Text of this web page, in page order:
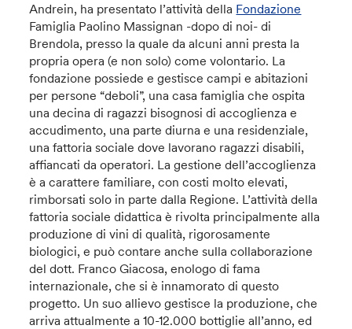
Andrein, ha presentato l’attività della Fondazione
Famiglia Paolino Massignan -dopo di noi- di
Brendola, presso la quale da alcuni anni presta la
propria opera (e non solo) come volontario. La
fondazione possiede e gestisce campi e abitazioni
per persone “deboli”, una casa famiglia che ospita
una decina di ragazzi bisognosi di accoglienza e
accudimento, una parte diurna e una residenziale,
una fattoria sociale dove lavorano ragazzi disabili,
affiancati da operatori. La gestione dell’accoglienza
è a carattere familiare, con costi molto elevati,
rimborsati solo in parte dalla Regione. L’attività della
fattoria sociale didattica è rivolta principalmente alla
produzione di vini di qualità, rigorosamente
biologici, e può contare anche sulla collaborazione
del dott. Franco Giacosa, enologo di fama
internazionale, che si è innamorato di questo
progetto. Un suo allievo gestisce la produzione, che
arriva attualmente a 10-12.000 bottiglie all’anno, ed